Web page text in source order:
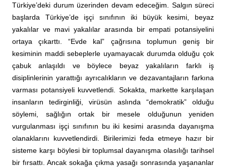
Türkiye’deki durum üzerinden devam edeceğim. Salgın süreci
başlarda Türkiye’de işçi sınıfının iki büyük kesimi, beyaz
yakalılar ve mavi yakalılar arasında bir empati potansiyelini
ortaya çıkarttı. “Evde kal” çağrısına toplumun geniş bir
kesiminin maddi sebeplerle uyamayacak durumda olduğu çok
çabuk anlaşıldı ve böylece beyaz yakalıların farklı iş
disiplinlerinin yarattığı ayrıcalıkların ve dezavantajların farkına
varması potansiyeli kuvvetlendi. Sokakta, markette karşılaşan
insanların tedirginliği, virüsün aslında “demokratik” olduğu
söylemi, sağlığın ortak bir mesele olduğunun yeniden
vurgulanması işçi sınıfının bu iki kesimi arasında dayanışma
olanaklarını kuvvetlendirdi. Birilerimizi feda etmeye hazır bir
sisteme karşı böylesi bir toplumsal dayanışma olasılığı tarihsel
bir fırsattı. Ancak sokağa çıkma yasağı sonrasında yaşananlar